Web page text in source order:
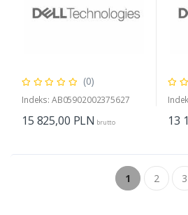
(0)
Indeks: AB05902002375627
15 825,00 PLN brutto 13
1 2 3